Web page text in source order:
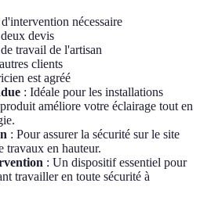
nécessaire
devis
travail de l'artisan
clients
est agréé
: Idéale pour les installations
améliore votre éclairage tout en
: Pour assurer la sécurité sur le site
travaux en hauteur.
: Un dispositif essentiel pour
travailler en toute sécurité à